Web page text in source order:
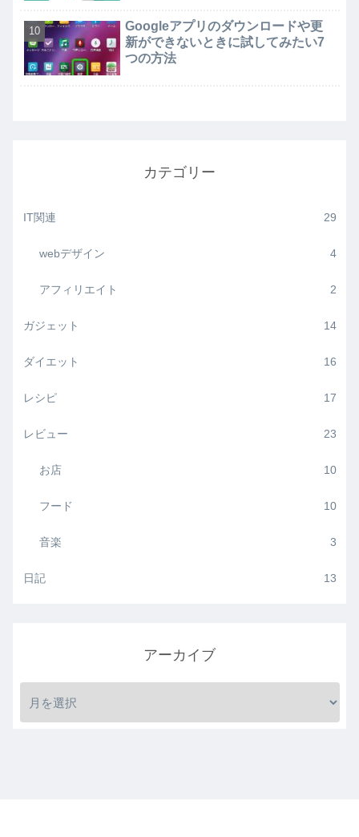
Googleアプリのダウンロードや更
新ができないときに試してみたい7
つの方法
カテゴリー
IT関連 29
webデザイン 4
アフィリエイト 2
ガジェット 14
ダイエット 16
レシピ 17
レビュー 23
お店 10
フード 10
音楽 3
日記 13
アーカイブ